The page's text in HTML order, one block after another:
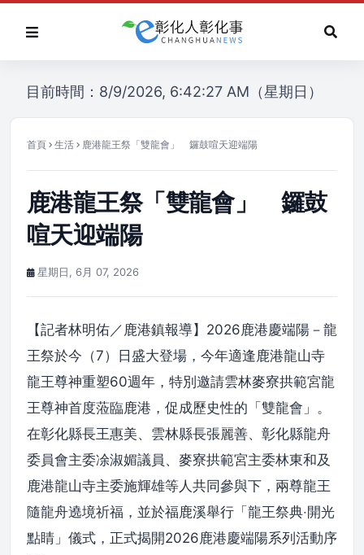
目前時間：8/9/2026, 6:42:27 AM（星期日）
首頁 生活 鹿港龍王祭「雙龍會」 鑼鼓喧天迎端陽
鹿港龍王祭「雙龍會」 鑼鼓
喧天迎端陽
星期日, 6月 07, 2026
【記者林明佑／鹿港鎮報導】2026鹿港慶端陽－龍
王祭於今（7）日盛大登場，今年適逢鹿港龍山寺
龍王尊神重塑60週年，特別邀請雲林麥寮拱範宮龍
王尊神首度蒞臨鹿港，促成歷史性的「雙龍會」。
在彰化縣長王惠美、雲林縣長張麗善、彰化縣龍舟
委員會主委凃淑媚議員、麥寮拱範宮主委林東和及
鹿港龍山寺主委施輝雄等人共同參與下，兩尊龍王
隨龍舟遶境祈福，並於福鹿溪舉行「龍王祭典‧開光
點睛」儀式，正式揭開2026鹿港慶端陽系列活動序